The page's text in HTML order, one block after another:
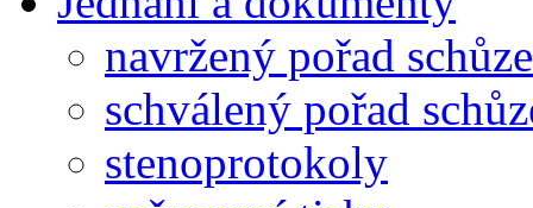
navržený pořad schůze
schválený pořad
stenoprotokoly